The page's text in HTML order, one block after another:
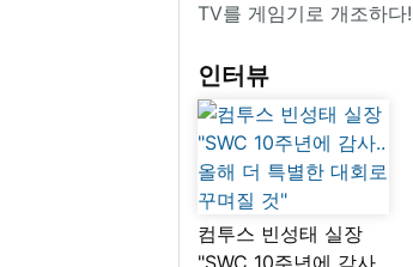
TV를 게임기로 개조하다!
인터뷰
컴투스 빈성태 실장
"SWC 10주년에 감사..